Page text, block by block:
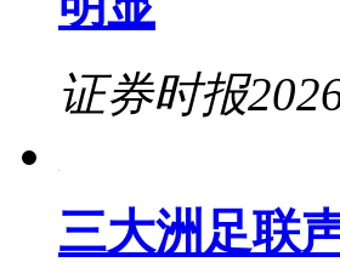
证券时报
三大洲足联